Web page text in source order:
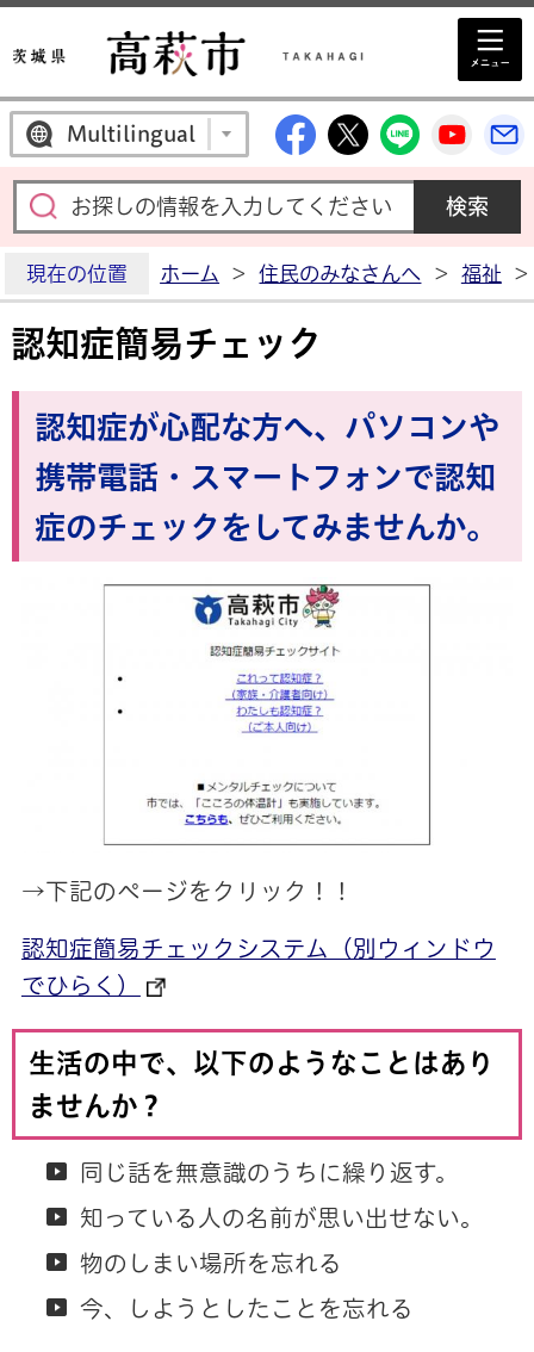
Multilingual 高萩市公式
高萩市公式X
高萩市
高
現在の位置 ホーム > 住民のみなさんへ > 福祉 >
認知症簡易チェック
認知症が心配な方へ、パソコンや
携帯電話・スマートフォンで認知
症のチェックをしてみませんか。
→下記のページをクリック！！
認知症簡易チェックシステム（別ウィンドウ
でひらく）
生活の中で、以下のようなことはあり
ませんか？
同じ話を無意識のうちに繰り返す。
知っている人の名前が思い出せない。
物のしまい場所を忘れる
今、しようとしたことを忘れる